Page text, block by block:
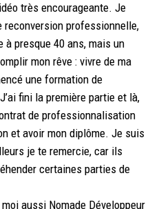
très encourageante. Je
professionnelle,
à presque 40 ans, mais un
mon rêve : vivre de ma
une formation de
fini la première partie et là,
de professionnalisation
et avoir mon diplôme. Je suis
je te remercie, car ils
certaines parties de
aussi Nomade Développeur